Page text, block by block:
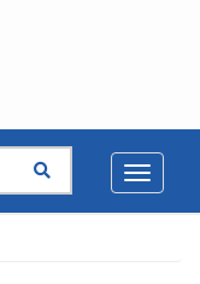
Toggle